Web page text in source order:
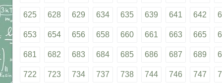
625 628 629 634 635 639 641 642
653 654 656 658 660 661 663 665
681 682 683 684 685 686 687 689
722 723 734 737 738 744 746 747